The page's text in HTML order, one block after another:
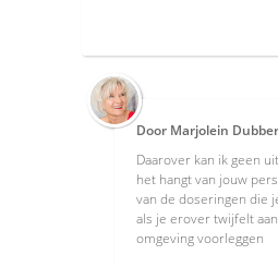
Door Marjolein
Daarover kan ik geen
het hangt van jouw
van de doseringen die
als je erover twijfelt
omgeving voorleggen